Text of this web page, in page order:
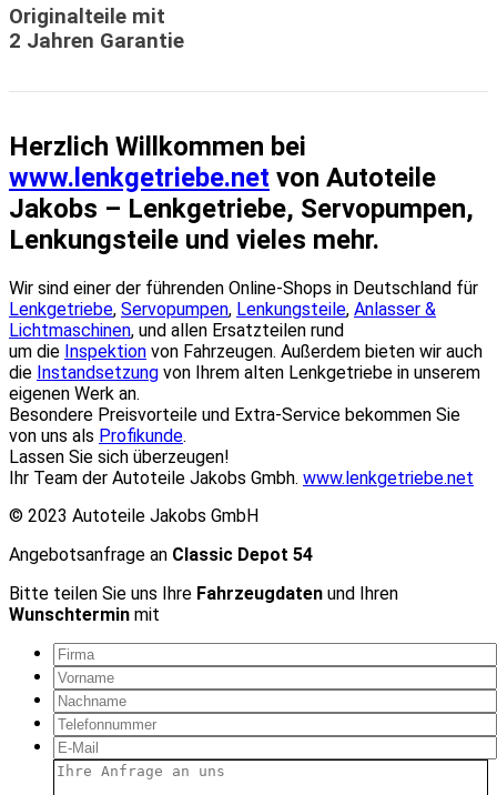
Originalteile mit
2 Jahren Garantie
Herzlich Willkommen bei
www.lenkgetriebe.net von Autoteile
Jakobs – Lenkgetriebe, Servopumpen,
Lenkungsteile und vieles mehr.
Wir sind einer der führenden Online-Shops in Deutschland für
Lenkgetriebe, Servopumpen, Lenkungsteile, Anlasser &
Lichtmaschinen, und allen Ersatzteilen rund
um die Inspektion von Fahrzeugen. Außerdem bieten wir auch
die Instandsetzung von Ihrem alten Lenkgetriebe in unserem
eigenen Werk an.
Besondere Preisvorteile und Extra-Service bekommen Sie
von uns als Profikunde.
Lassen Sie sich überzeugen!
Ihr Team der Autoteile Jakobs Gmbh. www.lenkgetriebe.net
© 2023 Autoteile Jakobs GmbH
Angebotsanfrage an Classic Depot 54
Bitte teilen Sie uns Ihre Fahrzeugdaten und Ihren
Wunschtermin mit